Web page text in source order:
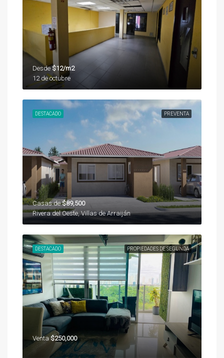
Desde$12/m2
12 de octubre
PREVENTA
DESTACADO
Casas de$89,500
Rivera del Oeste, Villas de Arraiján
PROPIEDADES DE SEGUNDA
DESTACADO
Venta$250,000